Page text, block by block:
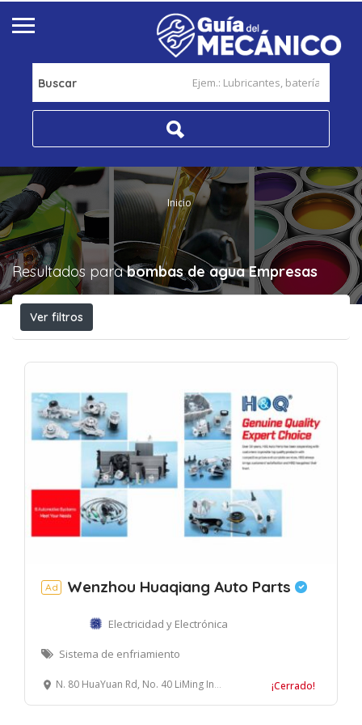
Buscar
Inicio
Resultados parabombas de agua Empresas
Ver filtros
Ad Wenzhou Huaqiang Auto Parts
Electricidad y Electrónica
Sistema de enfriamiento
N. 80 HuaYuan Rd, No. 40 LiMing Industrial Zone, Lucheng District, Wenzhou, China ¡Cerrado!